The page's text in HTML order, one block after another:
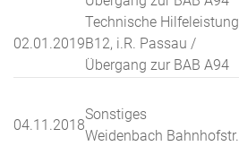
02.01.2019
Technische Hilfeleistung
B12, i.R. Passau /
Übergang zur BAB A94
04.11.2018
Sonstiges
Weidenbach Bahnhofstr.